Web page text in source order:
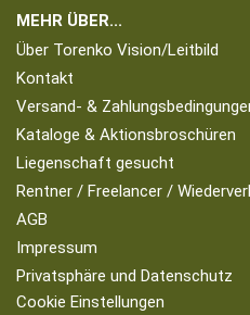
MEHR ÜBER...
Über Torenko Vision/Leitbild
Kontakt
Versand- &
Kataloge & Aktionsbroschüren
Liegenschaft gesucht
Rentner / Freelancer /
AGB
Impressum
Privatsphäre und Datenschutz
Cookie Einstellungen